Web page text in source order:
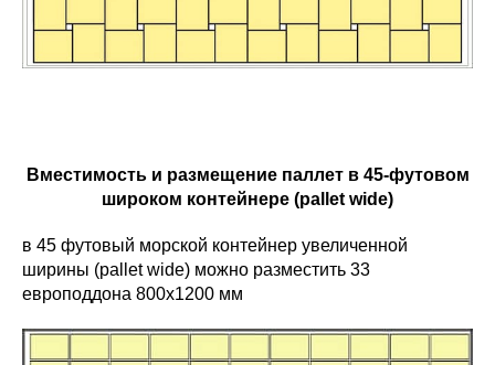
Вместимость и размещение паллет в 45-футовом
широком контейнере (pallet wide)
в 45 футовый морской контейнер увеличенной
ширины (pallet wide) можно разместить 33
европоддона 800х1200 мм